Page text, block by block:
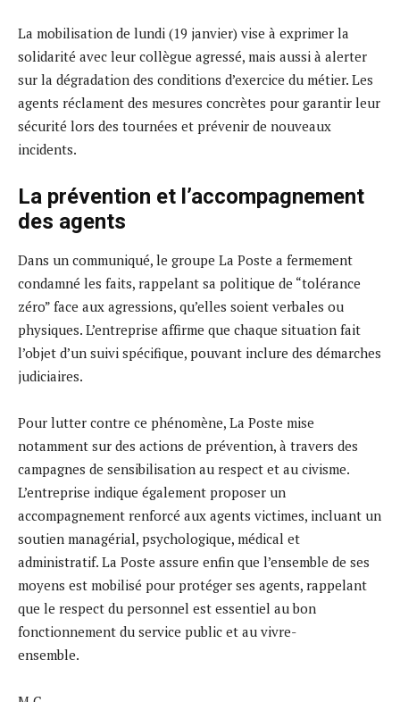
La mobilisation de lundi (19 janvier) vise à exprimer la
solidarité avec leur collègue agressé, mais aussi à alerter
sur la dégradation des conditions d’exercice du métier. Les
agents réclament des mesures concrètes pour garantir leur
sécurité lors des tournées et prévenir de nouveaux
incidents.
La prévention et l’accompagnement
des agents
Dans un communiqué, le groupe La Poste a fermement
condamné les faits, rappelant sa politique de “tolérance
zéro” face aux agressions, qu’elles soient verbales ou
physiques. L’entreprise affirme que chaque situation fait
l’objet d’un suivi spécifique, pouvant inclure des démarches
judiciaires.
Pour lutter contre ce phénomène, La Poste mise
notamment sur des actions de prévention, à travers des
campagnes de sensibilisation au respect et au civisme.
L’entreprise indique également proposer un
accompagnement renforcé aux agents victimes, incluant un
soutien managérial, psychologique, médical et
administratif. La Poste assure enfin que l’ensemble de ses
moyens est mobilisé pour protéger ses agents, rappelant
que le respect du personnel est essentiel au bon
fonctionnement du service public et au vivre-
ensemble.